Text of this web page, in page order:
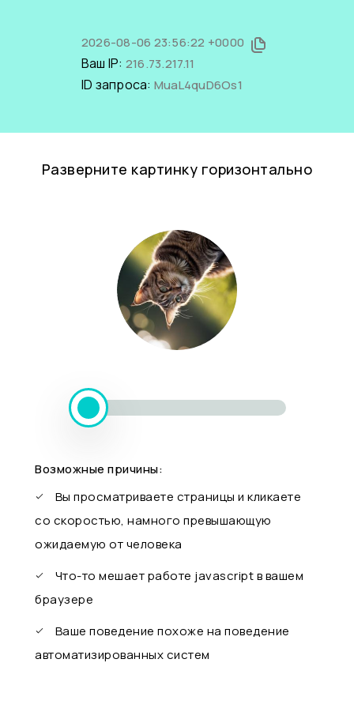
2026-08-06 23:56:22 +0000
Ваш IP: 216.73.217.11
ID запроса: MuaL4quD6Os1
Разверните картинку горизонтально
Возможные причины:
Вы просматриваете страницы и кликаете
со скоростью, намного превышающую
ожидаемую от человека
Что-то мешает работе javascript в вашем
браузере
Ваше поведение похоже на поведение
автоматизированных систем